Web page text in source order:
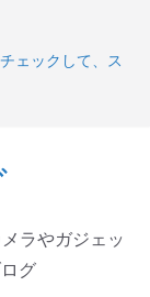
行って来た
南部鉄
ラやガジェッ
グ